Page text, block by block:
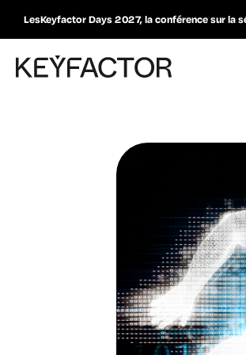
LesKeyfactor Days 2027, la conférence sur la